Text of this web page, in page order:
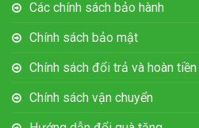
Các chính sách bảo hành
Chính sách bảo mật
Chính sách đổi trả và hoàn tiền
Chính sách vận chuyển